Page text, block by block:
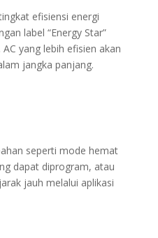
efisiensi energi
label “Energy Star”
yang lebih efisien akan
jangka panjang.
seperti mode hemat
dapat diprogram, atau
jauh melalui aplikasi